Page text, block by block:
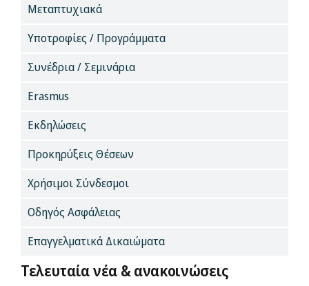
Μεταπτυχιακά
Υποτροφίες / Προγράμματα
Συνέδρια / Σεμινάρια
Erasmus
Εκδηλώσεις
Προκηρύξεις Θέσεων
Χρήσιμοι Σύνδεσμοι
Οδηγός Ασφάλειας
Επαγγελματικά Δικαιώματα
Τελευταία νέα & ανακοινώσεις